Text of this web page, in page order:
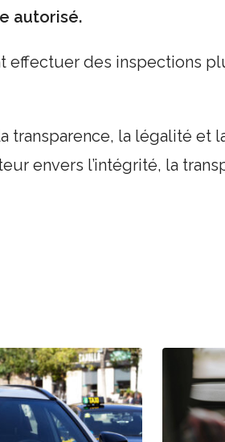
autorisé.
effectuer des inspections
la légalité et
envers l’intégrité, la